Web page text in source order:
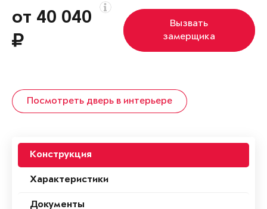
от 40 040
Вызвать
замерщика
Посмотреть дверь в интерьере
Конструкция
Характеристики
Документы